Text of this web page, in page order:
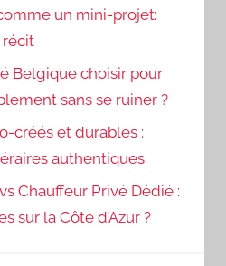
un mini-projet:
Belgique choisir pour
sans se ruiner ?
créés et durables :
authentiques
Chauffeur Privé Dédié :
sur la Côte d’Azur ?